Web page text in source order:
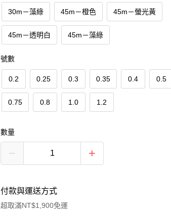
30m－藻綠 45m－橙色 45m－螢光黃
45m－透明白 45m－藻綠
號數
0.2 0.25 0.3 0.35 0.4 0.5
0.75 0.8 1.0 1.2
數量
付款與運送方式
超取滿NT$1,900免運